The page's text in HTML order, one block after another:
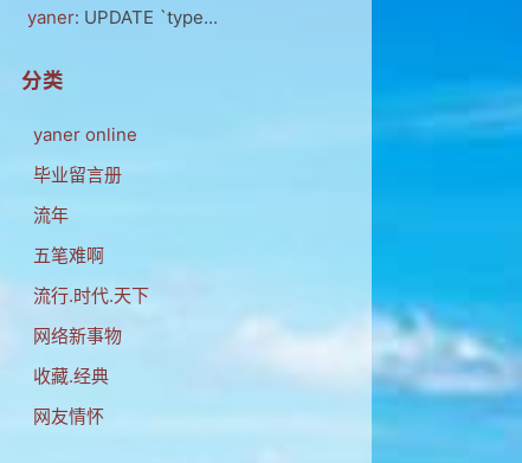
yaner: UPDATE `type...
分类
yaner online
毕业留言册
流年
五笔难啊
流行.时代.天下
网络新事物
收藏.经典
网友情怀